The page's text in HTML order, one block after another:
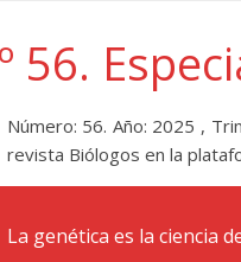
56.
Número: 56. Año: 2025 ,
revista Biólogos en la
La genética es la ciencia